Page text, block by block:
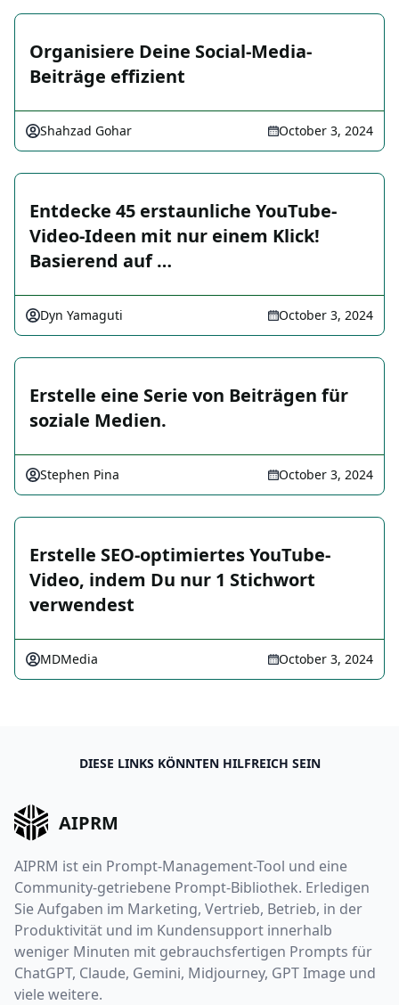
Organisiere Deine Social-Media-
Beiträge effizient
Shahzad Gohar October 3, 2024
Entdecke 45 erstaunliche YouTube-
Video-Ideen mit nur einem Klick!
Basierend auf …
Dyn Yamaguti October 3, 2024
Erstelle eine Serie von Beiträgen für
soziale Medien.
Stephen Pina October 3, 2024
Erstelle SEO-optimiertes YouTube-
Video, indem Du nur 1 Stichwort
verwendest
MDMedia October 3, 2024
DIESE LINKS KÖNNTEN HILFREICH SEIN
AIPRM
AIPRM ist ein Prompt-Management-Tool und eine
Community-getriebene Prompt-Bibliothek. Erledigen
Sie Aufgaben im Marketing, Vertrieb, Betrieb, in der
Produktivität und im Kundensupport innerhalb
weniger Minuten mit gebrauchsfertigen Prompts für
ChatGPT, Claude, Gemini, Midjourney, GPT Image und
viele weitere.